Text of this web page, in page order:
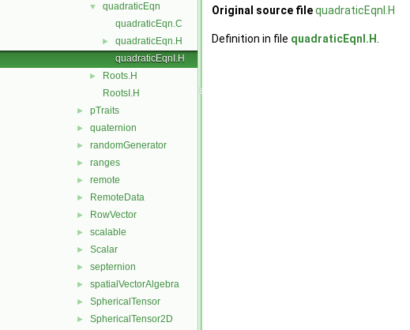
▼
quadraticEqn
quadraticEqn.C
►
quadraticEqn.H
quadraticEqnI.H
►
Roots.H
RootsI.H
► pTraits
► quaternion
► randomGenerator
► ranges
► remote
► RemoteData
► RowVector
► scalable
► Scalar
► septernion
► spatialVectorAlgebra
► SphericalTensor
► SphericalTensor2D
Original source filequadraticEqnI.H
Definition in file quadraticEqnI.H